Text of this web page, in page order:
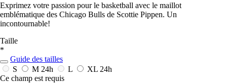
Exprimez votre passion pour le basketball avec le maillot
emblématique des Chicago Bulls de Scottie Pippen. Un
incontournable!
Taille
*
Guide des tailles
S
M 24h L XL 24h
Ce champ est requis